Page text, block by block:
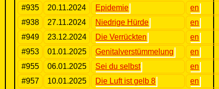
#935
20.11.2024 Epidemie
en
#938
27.11.2024 Niedrige Hürde
en
#949
23.12.2024 Die Verrückten
en
#953
01.01.2025 Genitalverstümmelung
en
#955
06.01.2025 Sei du selbst
en
#957
10.01.2025 Die Luft ist gelb 8
en